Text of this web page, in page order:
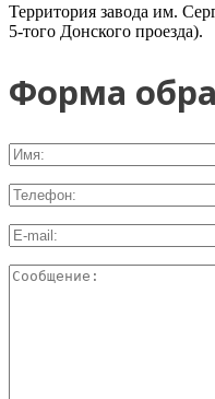
Территория завода им.
5-того Донского проезда).
Форма